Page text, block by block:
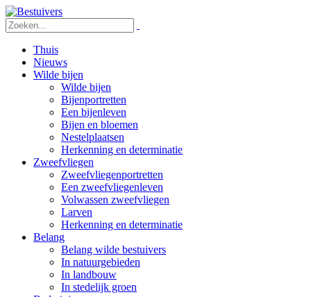
Thuis
Nieuws
Wilde bijen
Wilde bijen
Bijenportretten
Een bijenleven
Bijen en bloemen
Nestelplaatsen
Herkenning en determinatie
Zweefvliegen
Zweefvliegenportretten
Een zweefvliegenleven
Volwassen zweefvliegen
Larven
Herkenning en determinatie
Belang
Belang wilde bestuivers
In natuurgebieden
In landbouw
In stedelijk groen